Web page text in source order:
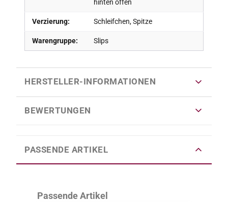
hinten offen
Verzierung: Schleifchen, Spitze
Warengruppe: Slips
HERSTELLER-INFORMATIONEN
BEWERTUNGEN
PASSENDE ARTIKEL
Produktgalerie überspringen
Passende Artikel